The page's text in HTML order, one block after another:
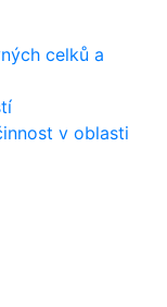
celků a
v oblasti